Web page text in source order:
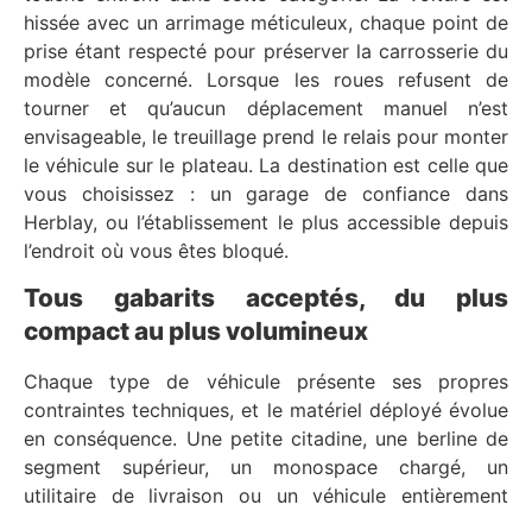
hissée avec un arrimage méticuleux, chaque point de
prise étant respecté pour préserver la carrosserie du
modèle concerné. Lorsque les roues refusent de
tourner et qu’aucun déplacement manuel n’est
envisageable, le treuillage prend le relais pour monter
le véhicule sur le plateau. La destination est celle que
vous choisissez : un garage de confiance dans
Herblay, ou l’établissement le plus accessible depuis
l’endroit où vous êtes bloqué.
Tous gabarits acceptés, du plus
compact au plus volumineux
Chaque type de véhicule présente ses propres
contraintes techniques, et le matériel déployé évolue
en conséquence. Une petite citadine, une berline de
segment supérieur, un monospace chargé, un
utilitaire de livraison ou un véhicule entièrement